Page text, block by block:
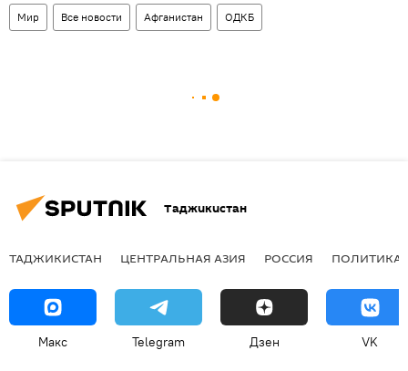
Мир Все новости Афганистан ОДКБ
Таджикистан
ТАДЖИКИСТАН ЦЕНТРАЛЬНАЯ АЗИЯ РОССИЯ ПОЛИТИКА
Макс Telegram Дзен VK